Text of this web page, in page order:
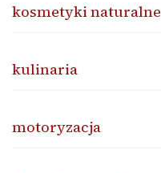
kosmetyki naturalne
kulinaria
motoryzacja